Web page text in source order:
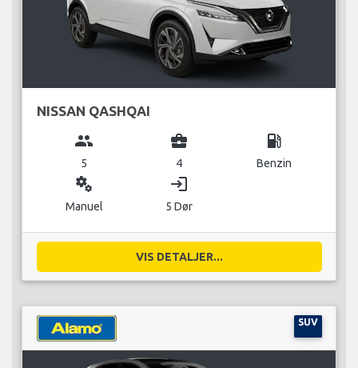
NISSAN QASHQAI
group
5
business_center
4
local_gas_station
Benzin
miscellaneous_services
Manuel
login
5 Dør
VIS DETALJER...
SUV